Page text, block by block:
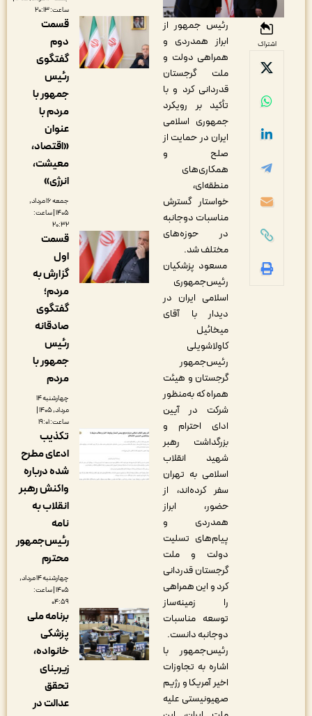
رئیس جمهور از
ابراز همدردی و
همراهی دولت و
ملت گرجستان
قدردانی کرد و با
تأکید بر رویکرد
جمهوری اسلامی
ایران در حمایت از
صلح و
همکاری‌های
منطقه‌ای،
خواستار گسترش
مناسبات دوجانبه
در حوزه‌های
مختلف شد.
مسعود پزشکیان
رئیس‌جمهوری
اسلامی ایران در
دیدار با آقای
میخائیل
کاولاشویلی
رئیس‌جمهور
گرجستان و هیئت
همراه که به‌منظور
شرکت در آیین
ادای احترام و
بزرگداشت رهبر
شهید انقلاب
اسلامی به تهران
سفر کرده‌اند، از
حضور، ابراز
همدردی و
پیام‌های تسلیت
دولت و ملت
گرجستان قدردانی
کرد و این همراهی
را زمینه‌ساز
توسعه مناسبات
دوجانبه دانست.
رئیس‌جمهور با
اشاره به تجاوزات
اخیر آمریکا و رژیم
صهیونیستی علیه
قسمت
دوم
گفتگوی
جمهور با
«اقتصاد،
معیشت،
جمعه ۱۶ مرداد,
۱۴۰۵ | ساعت:
قسمت
اول
گزارش به
گفتگوی
صادقانه
جمهور با
چهارشنبه ۱۴
مرداد, ۱۴۰۵ |
تکذیب
ادعای مطرح
شده درباره
واکنش رهبر
انقلاب به
رئیس‌جمهور
چهارشنبه ۱۴ مرداد,
۱۴۰۵ | ساعت:
برنامه ملی
پزشکی
خانواده،
عدالت در